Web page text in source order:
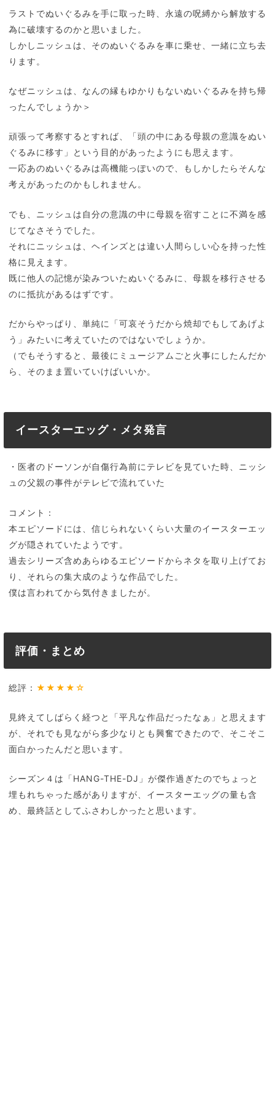
ラストでぬいぐるみを手に取った時、永遠の呪縛から解放する
為に破壊するのかと思いました。
しかしニッシュは、そのぬいぐるみを車に乗せ、一緒に立ち去
ります。
なぜニッシュは、なんの縁もゆかりもないぬいぐるみを持ち帰
ったんでしょうか＞
頑張って考察するとすれば、「頭の中にある母親の意識をぬい
ぐるみに移す」という目的があったようにも思えます。
一応あのぬいぐるみは高機能っぽいので、もしかしたらそんな
考えがあったのかもしれません。
でも、ニッシュは自分の意識の中に母親を宿すことに不満を感
じてなさそうでした。
それにニッシュは、ヘインズとは違い人間らしい心を持った性
格に見えます。
既に他人の記憶が染みついたぬいぐるみに、母親を移行させる
のに抵抗があるはずです。
だからやっぱり、単純に「可哀そうだから焼却でもしてあげよ
う」みたいに考えていたのではないでしょうか。
（でもそうすると、最後にミュージアムごと火事にしたんだか
ら、そのまま置いていけばいいか。
イースターエッグ・メタ発言
・医者のドーソンが自傷行為前にテレビを見ていた時、ニッシ
ュの父親の事件がテレビで流れていた
コメント：
本エピソードには、信じられないくらい大量のイースターエッ
グが隠されていたようです。
過去シリーズ含めあらゆるエピソードからネタを取り上げてお
り、それらの集大成のような作品でした。
僕は言われてから気付きましたが。
評価・まとめ
総評： ★★★★☆
見終えてしばらく経つと「平凡な作品だったなぁ」と思えます
が、それでも見ながら多少なりとも興奮できたので、そこそこ
面白かったんだと思います。
シーズン４は「HANG-THE-DJ」が傑作過ぎたのでちょっと
埋もれちゃった感がありますが、イースターエッグの量も含
め、最終話としてふさわしかったと思います。